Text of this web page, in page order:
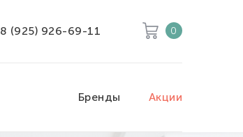
8 (925) 926-69-11 0
Бренды Акции